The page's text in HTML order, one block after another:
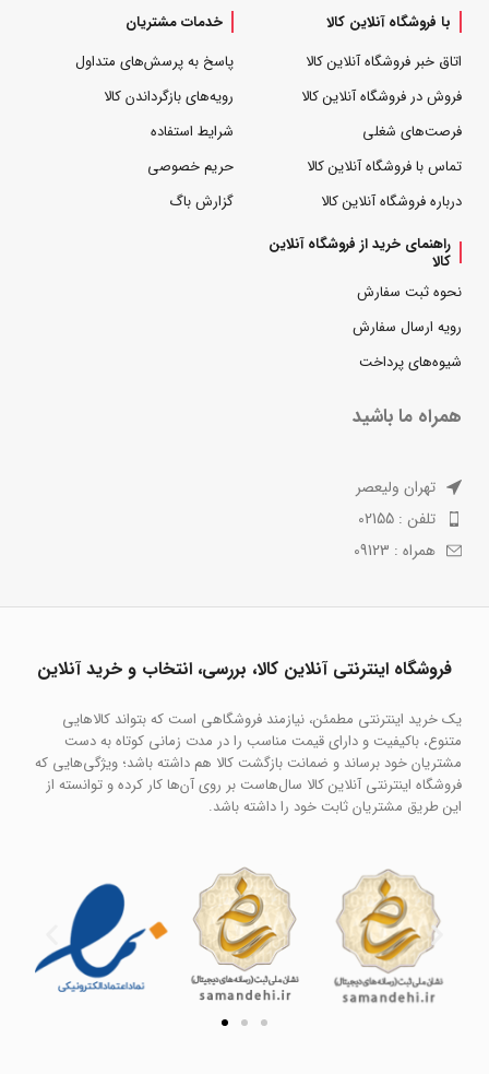
با فروشگاه آنلاین کالا
اتاق خبر فروشگاه آنلاین کالا
فروش در فروشگاه آنلاین کالا
فرصت‌های شغلی
تماس با فروشگاه آنلاین کالا
درباره فروشگاه آنلاین کالا
خدمات مشتریان
پاسخ به پرسش‌های متداول
رویه‌های بازگرداندن کالا
شرایط استفاده
حریم خصوصی
گزارش باگ
راهنمای خرید از فروشگاه آنلاین
کالا
نحوه ثبت سفارش
رویه ارسال سفارش
شیوه‌های پرداخت
همراه ما باشید
تهران ولیعصر
تلفن : 02155
همراه : 09123
فروشگاه اینترنتی آنلاین کالا، بررسی، انتخاب و خرید آنلاین
یک خرید اینترنتی مطمئن، نیازمند فروشگاهی است که بتواند کالاهایی
متنوع، باکیفیت و دارای قیمت مناسب را در مدت زمانی کوتاه به دست
مشتریان خود برساند و ضمانت بازگشت کالا هم داشته باشد؛ ویژگی‌هایی که
فروشگاه اینترنتی آنلاین کالا سال‌هاست بر روی آن‌ها کار کرده و توانسته از
این طریق مشتریان ثابت خود را داشته باشد.